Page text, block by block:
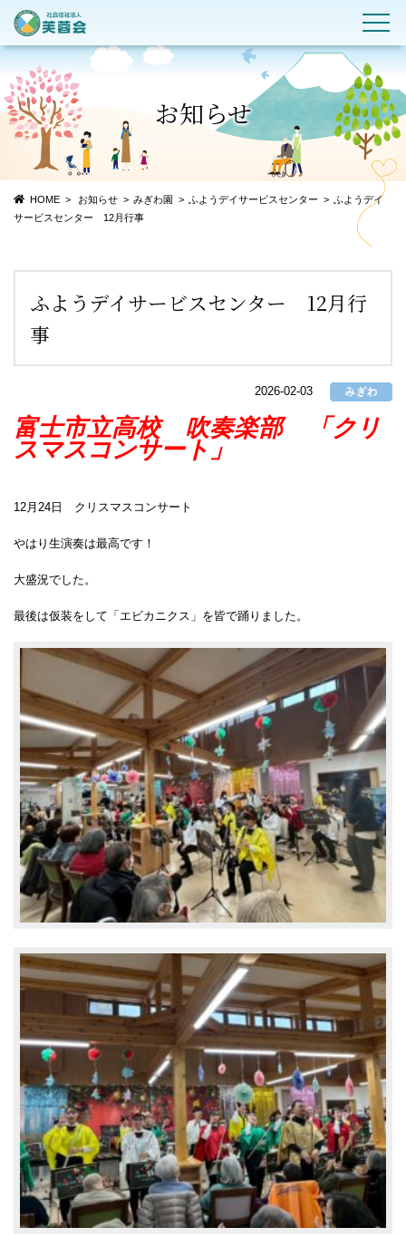
お知らせ
HOME お知らせ みぎわ園 ふようデイサービスセンター
ふようデイ
サービスセンター 12月行事
ふようデイサービスセンター 12月行
事
2026-02-03
富士市立高校 吹奏楽部 「クリ
スマスコンサート」
12月24日 クリスマスコンサート
やはり生演奏は最高です！
大盛況でした。
最後は仮装をして「エビカニクス」を皆で踊りました。